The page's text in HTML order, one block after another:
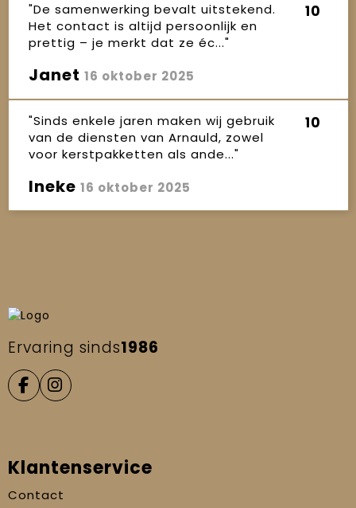
"De samenwerking bevalt uitstekend.
Het contact is altijd persoonlijk en
prettig – je merkt dat ze éc..."
10
Janet 16 oktober 2025
"Sinds enkele jaren maken wij gebruik
van de diensten van Arnauld, zowel
voor kerstpakketten als ande..."
10
Ineke 16 oktober 2025
Ervaring sinds1986
Klantenservice
Contact